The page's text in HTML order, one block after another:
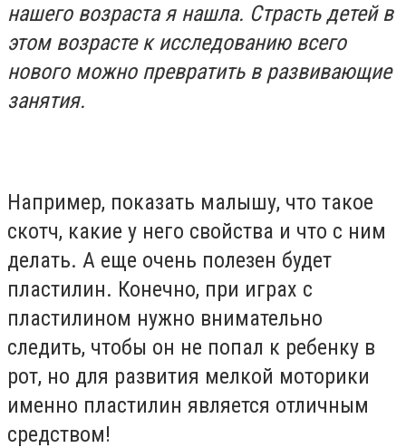
нашего возраста я нашла. Страсть детей в
этом возрасте к исследованию всего
нового можно превратить в развивающие
занятия.
Например, показать малышу, что такое
скотч, какие у него свойства и что с ним
делать. А еще очень полезен будет
пластилин. Конечно, при играх с
пластилином нужно внимательно
следить, чтобы он не попал к ребенку в
рот, но для развития мелкой моторики
именно пластилин является отличным
средством!